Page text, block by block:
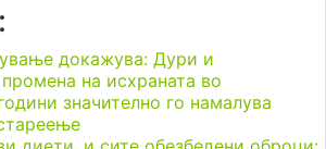
докажува: Дури и
промена на исхраната во
значително го намалува